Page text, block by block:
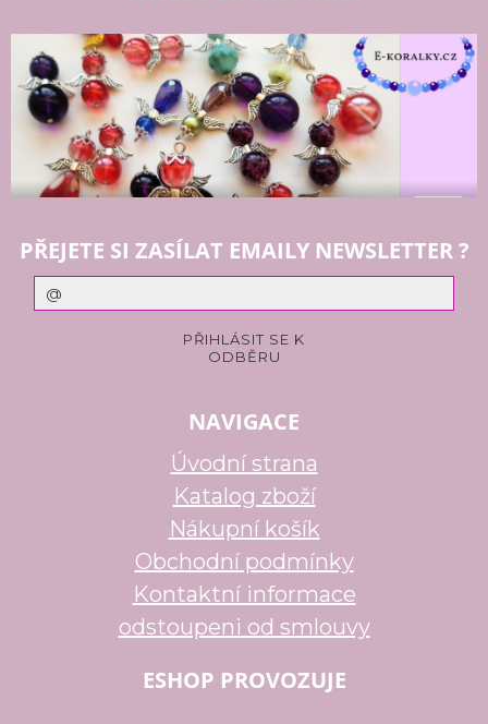
PŘEJETE SI ZASÍLAT EMAILY NEWSLETTER ?
NAVIGACE
Úvodní strana
Katalog zboží
Nákupní košík
Obchodní podmínky
Kontaktní informace
odstoupeni od smlouvy
ESHOP PROVOZUJE